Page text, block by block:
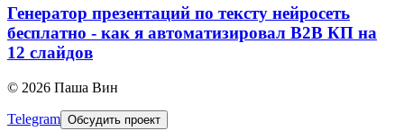
Генератор презентаций по тексту нейросеть
бесплатно - как я автоматизировал B2B КП на
12 слайдов
© 2026 Паша Вин
Telegram Обсудить проект